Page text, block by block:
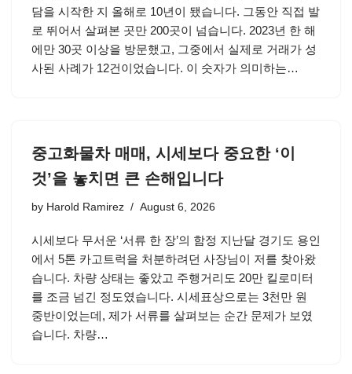
담을 시작한 지 올해로 10년이 됐습니다. 그동안 직접 발
로 뛰어서 살펴본 곳만 200곳이 넘습니다. 2023년 한 해
에만 30곳 이상을 방문했고, 그중에서 실제로 거래가 성
사된 사례가 12건이었습니다. 이 숫자가 의미하는…
중고화물차 매매, 시세보다 중요한 ‘이
것’을 놓치면 큰 손해입니다
by Harold Ramirez August 6, 2026
시세보다 무서운 ‘서류 한 장’의 함정 지난달 경기도 용인
에서 5톤 카고트럭을 처분하려던 사장님이 저를 찾아왔
습니다. 차량 상태는 좋았고 주행거리도 20만 킬로미터
를 조금 넘긴 정도였습니다. 시세표상으로는 3천만 원
중반이었는데, 제가 서류를 살펴보는 순간 문제가 보였
습니다. 차량…